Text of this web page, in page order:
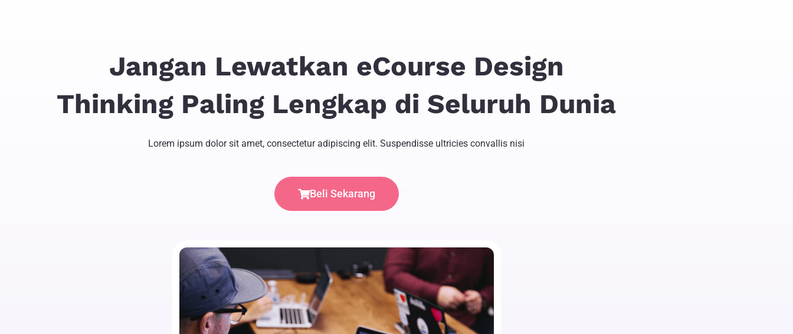
Jangan Lewatkan eCourse Design
Thinking Paling Lengkap di Seluruh Dunia
Lorem ipsum dolor sit amet, consectetur adipiscing elit. Suspendisse ultricies convallis nisi
Beli Sekarang